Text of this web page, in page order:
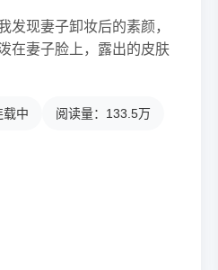
发现妻子卸妆后的素颜，
在妻子脸上，露出的皮肤
载中 阅读量：133.5万